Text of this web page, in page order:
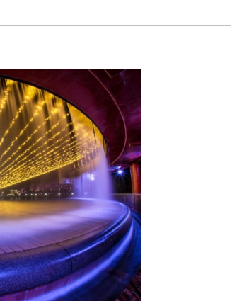
ルーム
るご質問|会社概要 |採用情報